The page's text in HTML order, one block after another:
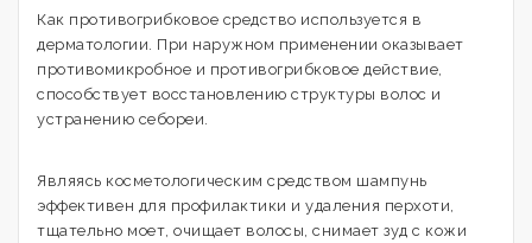
Как противогрибковое средство используется в
дерматологии. При наружном применении оказывает
противомикробное и противогрибковое действие,
способствует восстановлению структуры волос и
устранению себореи.
Являясь косметологическим средством шампунь
эффективен для профилактики и удаления перхоти,
тщательно моет, очищает волосы, снимает зуд с кожи